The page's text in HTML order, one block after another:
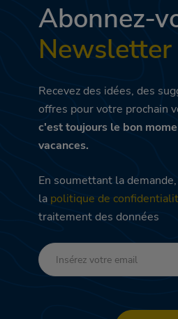
Abonnez-
Newsletter
Recevez des idées, des
offres pour votre prochain
c'est toujours le bon
vacances.
En soumettant la
la politique de
traitement des données